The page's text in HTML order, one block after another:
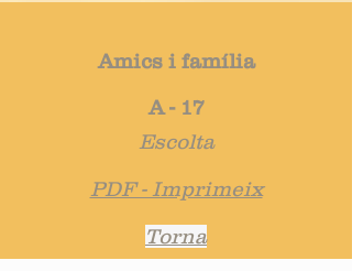
Amics i família
A - 17
Escolta
PDF - Imprimeix
Torna